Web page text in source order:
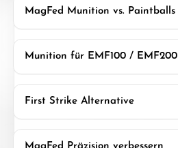
MagFed Munition vs. Paintballs
Munition für EMF100 / EMF200
First Strike Alternative